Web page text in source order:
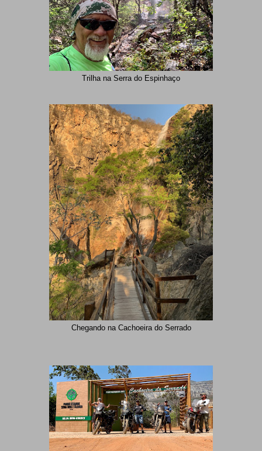
Trilha na Serra do Espinhaço
Chegando na Cachoeira do Serrado